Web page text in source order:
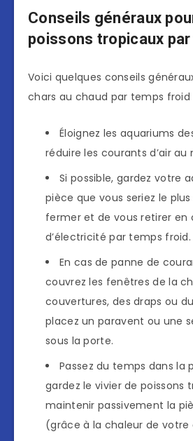
Conseils généraux
poissons tropicaux
Voici quelques conseils
chars au chaud par temps froid
Éloignez les aquariums
réduire les courants d’air au
Si possible, gardez votre
pièce que vous seriez le
fermer et de vous retirer en
d’électricité par temps froid.
En cas de panne de
couvrez les fenêtres de la
couvertures, des draps ou
placez un paravent ou une
sous la porte.
Passez du temps dans la
gardez le vivier de poissons
maintenir passivement la
(grâce à la chaleur de votre